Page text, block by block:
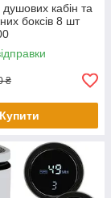
кабін та
боксів 8 шт
₴
Купити